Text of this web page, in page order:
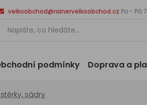
velkoobchod@rainervelkoobchod.cz Po - Pá
podmínky Doprava a
stěrky, sádry